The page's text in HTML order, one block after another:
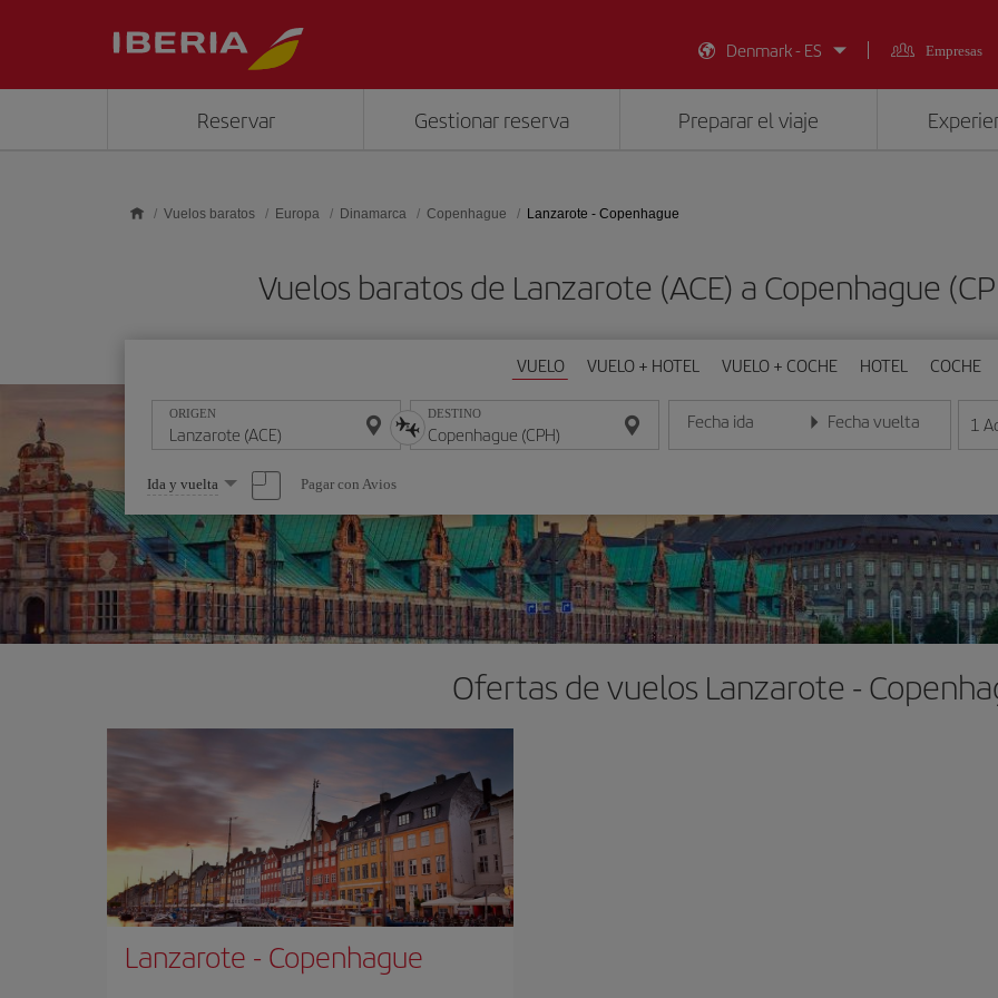
Denmark - ES
Empresas
Reservar Gestionar reserva Preparar el viaje
Vuelos baratos Europa Dinamarca Copenhague Lanzarote - Copenhague
Vuelos baratos de Lanzarote (ACE) a Copenhague
VUELO VUELO + HOTEL VUELO + COCHE HOTEL COCHE
ORIGEN DESTINO Fecha ida
Introduce la fecha en formato día/mes/año
Fecha vuelta
Introduce la fecha en 1
Seleccione
una
opción
Ida y vuelta Pagar con Avios
Ofertas de vuelos Lanzarote -
Lanzarote - Copenhague